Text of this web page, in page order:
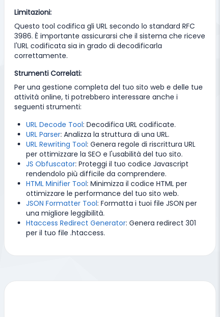
Limitazioni:
Questo tool codifica gli URL secondo lo standard RFC
3986. È importante assicurarsi che il sistema che riceve
l'URL codificata sia in grado di decodificarla
correttamente.
Strumenti Correlati:
Per una gestione completa del tuo sito web e delle tue
attività online, ti potrebbero interessare anche i
seguenti strumenti:
URL Decode Tool: Decodifica URL codificate.
URL Parser: Analizza la struttura di una URL.
URL Rewriting Tool: Genera regole di riscrittura URL
per ottimizzare la SEO e l'usabilità del tuo sito.
JS Obfuscator: Proteggi il tuo codice Javascript
rendendolo più difficile da comprendere.
HTML Minifier Tool: Minimizza il codice HTML per
ottimizzare le performance del tuo sito web.
JSON Formatter Tool: Formatta i tuoi file JSON per
una migliore leggibilità.
Htaccess Redirect Generator: Genera redirect 301
per il tuo file .htaccess.